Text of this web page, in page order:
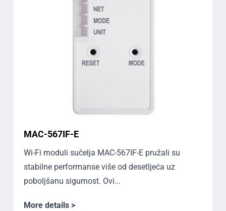
MAC-567IF-E
Wi-Fi moduli sučelja MAC-567IF-E pružali su
stabilne performanse više od desetljeća uz
poboljšanu sigurnost. Ovi...
More details >